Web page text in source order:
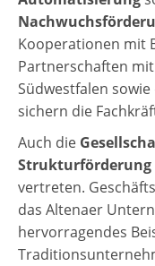
Kooperationen mit
Partnerschaften
Südwestfalen
sichern die
Auch die
Strukturförderung
vertreten.
das Altenaer
hervorragendes